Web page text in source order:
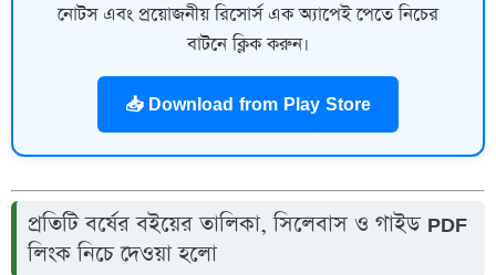
নোটস এবং প্রয়োজনীয় রিসোর্স এক অ্যাপেই পেতে নিচের
বাটনে ক্লিক করুন।
📥 Download from Play Store
প্রতিটি বর্ষের বইয়ের তালিকা, সিলেবাস ও গাইড PDF
লিংক নিচে দেওয়া হলো